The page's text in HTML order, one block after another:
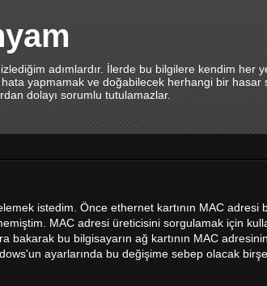
adımlardır. İlerde bu bilgilere kendim
yapmamak ve doğabilecek herhangi bir
dolayı sorumlu tutulamazlar.
istedim. Önce ethernet kartının MAC adresi
MAC adresi üreticisini sorgulamak için
bakarak bu bilgisayarın ağ kartının MAC
ayarlarında bu değişime sebep olacak